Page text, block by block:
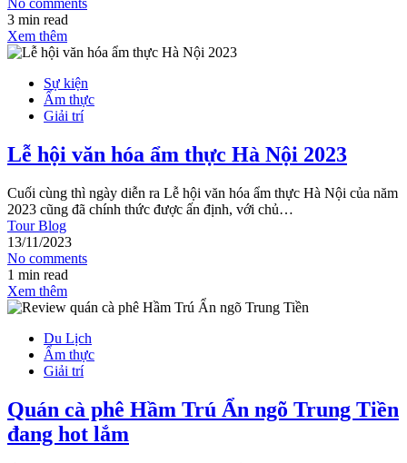
No comments
3 min read
Xem thêm
Sự kiện
Ẩm thực
Giải trí
Lễ hội văn hóa ẩm thực Hà Nội 2023
Cuối cùng thì ngày diễn ra Lễ hội văn hóa ẩm thực Hà Nội của năm
2023 cũng đã chính thức được ấn định, với chủ…
Tour Blog
13/11/2023
No comments
1 min read
Xem thêm
Du Lịch
Ẩm thực
Giải trí
Quán cà phê Hầm Trú Ẩn ngõ Trung Tiền
đang hot lắm